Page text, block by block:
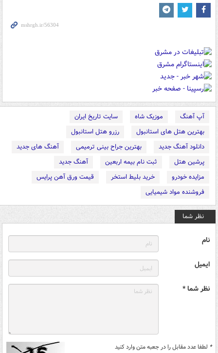
آپ آهنگ موزیک شاه
سایت تاریخ ایران
بهترین هتل های استانبول
رزرو هتل استانبول
دانلود آهنگ جدید
بهترین جراح بینی ترمیمی
آهنگ های جدید
پرشین هتل
ثبت نام بیمه اربعین
آهنگ جدید
مزایده خودرو
خرید بلیط استخر
قیمت ورق آهن پرایس
فروشنده مواد شیمیایی
نظر شما
نام
ایمیل
نظر شما *
* لطفا عدد مقابل را در جعبه متن وارد کنید